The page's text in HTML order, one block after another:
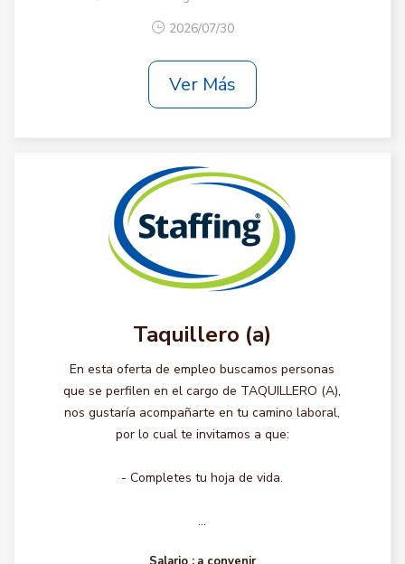
2026/07/30
Ver Más
Taquillero (a)
En esta oferta de empleo buscamos personas
que se perfilen en el cargo de TAQUILLERO (A),
nos gustaría acompañarte en tu camino laboral,
por lo cual te invitamos a que:
- Completes tu hoja de vida.
...